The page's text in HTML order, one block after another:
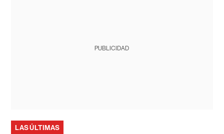
PUBLICIDAD
LAS ÚLTIMAS